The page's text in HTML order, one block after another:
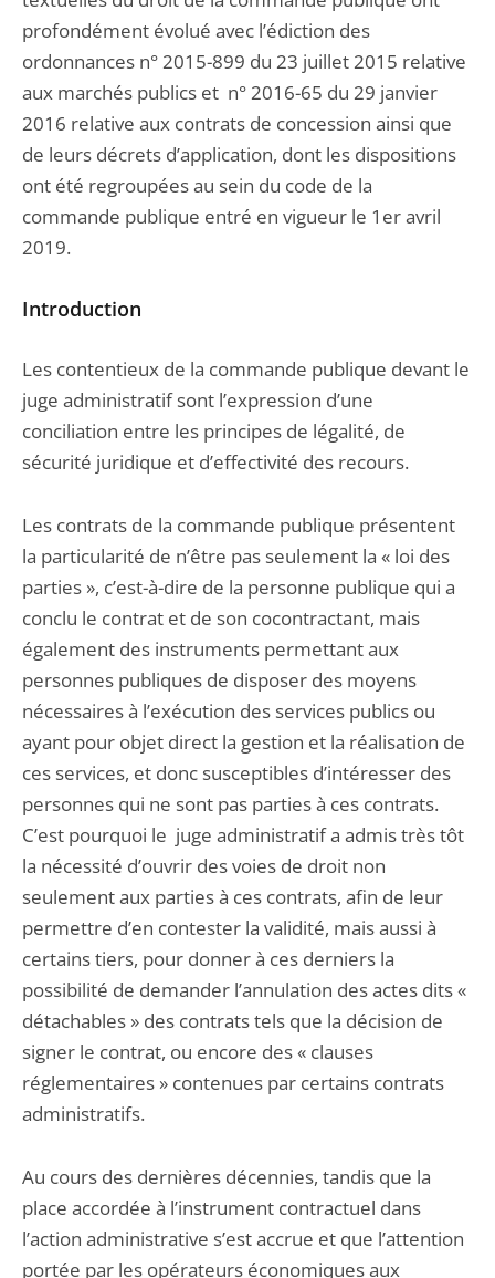
profondément évolué avec l’édiction des
ordonnances n° 2015-899 du 23 juillet 2015 relative
aux marchés publics et n° 2016-65 du 29 janvier
2016 relative aux contrats de concession ainsi que
de leurs décrets d’application, dont les dispositions
ont été regroupées au sein du code de la
commande publique entré en vigueur le 1er avril
2019.
Introduction
Les contentieux de la commande publique devant le
juge administratif sont l’expression d’une
conciliation entre les principes de légalité, de
sécurité juridique et d’effectivité des recours.
Les contrats de la commande publique présentent
la particularité de n’être pas seulement la « loi des
parties », c’est-à-dire de la personne publique qui a
conclu le contrat et de son cocontractant, mais
également des instruments permettant aux
personnes publiques de disposer des moyens
nécessaires à l’exécution des services publics ou
ayant pour objet direct la gestion et la réalisation de
ces services, et donc susceptibles d’intéresser des
personnes qui ne sont pas parties à ces contrats.
C’est pourquoi le juge administratif a admis très tôt
la nécessité d’ouvrir des voies de droit non
seulement aux parties à ces contrats, afin de leur
permettre d’en contester la validité, mais aussi à
certains tiers, pour donner à ces derniers la
possibilité de demander l’annulation des actes dits «
détachables » des contrats tels que la décision de
signer le contrat, ou encore des « clauses
réglementaires » contenues par certains contrats
administratifs.
Au cours des dernières décennies, tandis que la
place accordée à l’instrument contractuel dans
l’action administrative s’est accrue et que l’attention
portée par les opérateurs économiques aux